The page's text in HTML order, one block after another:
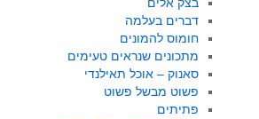
דברים בעלמה
חומוס להמונים
מתכונים שנראים טעימים
סאנוק – אוכל תאילנדי
פשוט מבשל פשוט
פתיתים